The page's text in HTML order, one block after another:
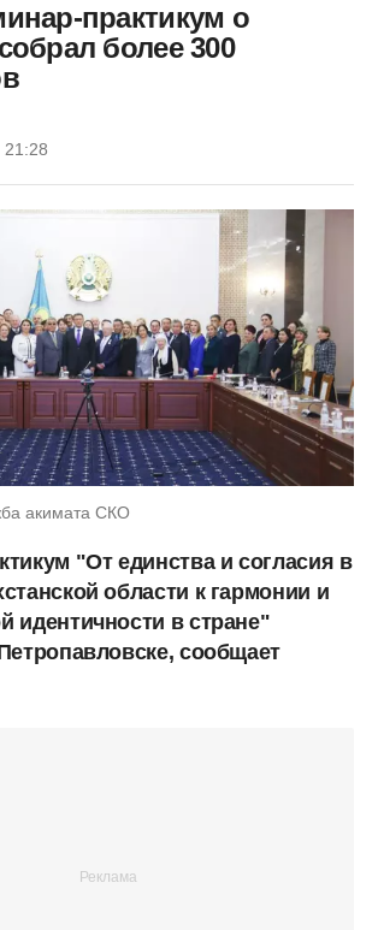
практикум о
более 300
21:28
акимата СКО
"От единства и согласия в
области к гармонии и
идентичности в стране"
сообщает